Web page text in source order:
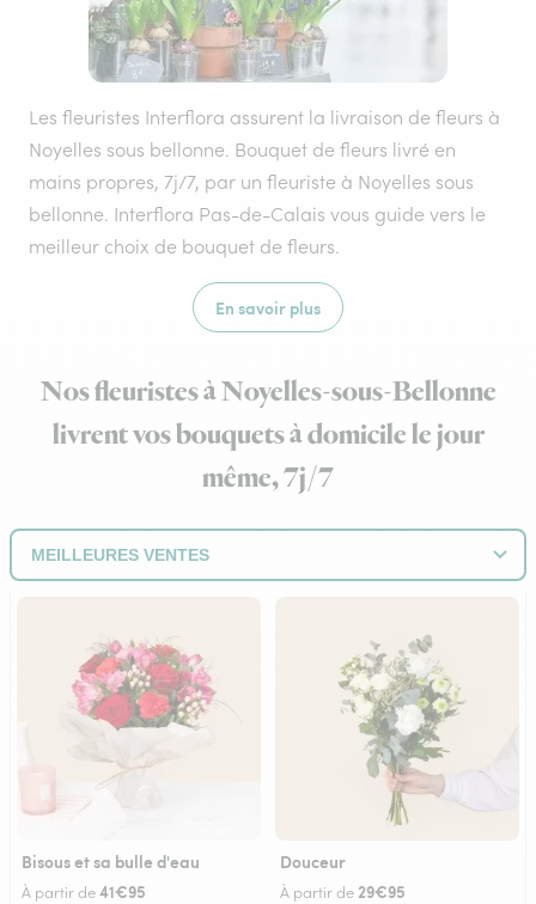
Les fleuristes Interflora assurent la livraison de fleurs à
Noyelles sous bellonne. Bouquet de fleurs livré en
mains propres, 7j/7, par un fleuriste à Noyelles sous
bellonne. Interflora Pas-de-Calais vous guide vers le
meilleur choix de bouquet de fleurs.
En savoir plus
Nos fleuristes à Noyelles-sous-Bellonne
livrent vos bouquets à domicile le jour
même, 7j/7
Bisous et sa bulle d'eau
À partir de41€95
Douceur
À partir de 29€95